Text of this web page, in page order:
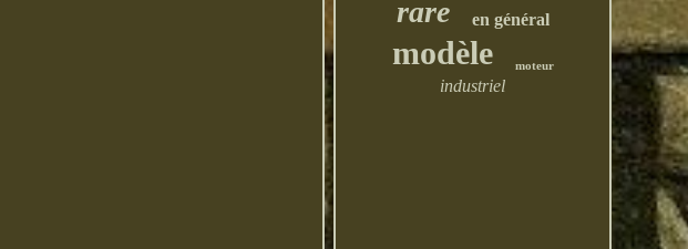
rare en général
modèle moteur
industriel